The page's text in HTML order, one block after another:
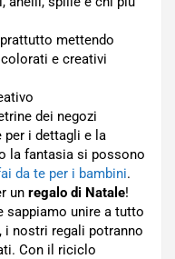
mettendo
e creativi
dei negozi
per i dettagli e la
la fantasia si possono
da te per i bambini.
un regalo di Natale!
sappiamo unire a tutto
, i nostri regali potranno
Con il riciclo